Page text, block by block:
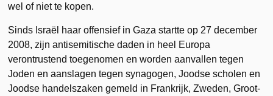
wel of niet te kopen.
Sinds Israël haar offensief in Gaza startte op 27 december
2008, zijn antisemitische daden in heel Europa
verontrustend toegenomen en worden aanvallen tegen
Joden en aanslagen tegen synagogen, Joodse scholen en
Joodse handelszaken gemeld in Frankrijk, Zweden, Groot-